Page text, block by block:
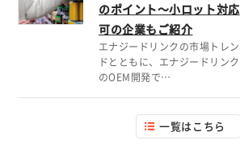
のポイント～小ロット対応
可の企業もご紹介
エナジードリンクの市場トレン
ドとともに、エナジードリンク
のOEM開発で…
一覧はこちら